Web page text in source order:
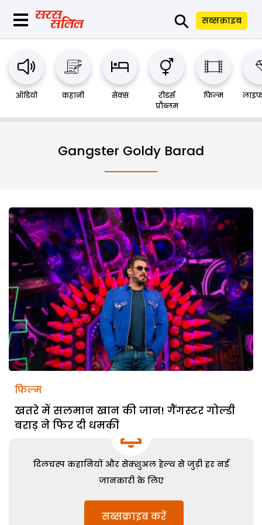
⚲ सब्सक्राइब
ऑडियो कहानी सेक्स
रीडर्स
प्रौब्लम
फिल्म
Gangster Goldy Barad
फिल्म
खतरे में सलमान खान की जान! गैंगस्टर गोल्डी
बराड़ ने फिर दी धमकी
दिलचस्प कहानियों और सेक्शुअल हेल्थ से जुड़ी हर नई
जानकारी के लिए
सब्सक्राइब करें